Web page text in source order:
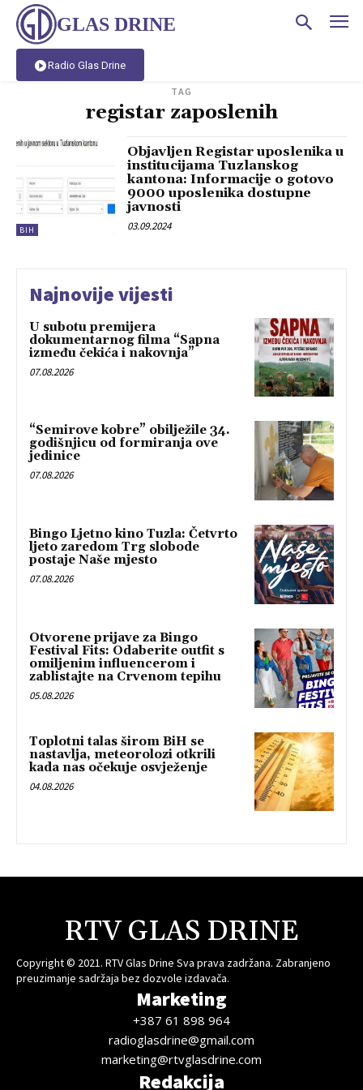
GLAS DRINE
Radio Glas Drine
TAG
registar zaposlenih
BIH
Objavljen Registar uposlenika u
institucijama Tuzlanskog
kantona: Informacije o gotovo
9000 uposlenika dostupne
javnosti
03.09.2024
Najnovije vijesti
U subotu premijera
dokumentarnog filma “Sapna
između čekića i nakovnja”
07.08.2026
“Semirove kobre” obilježile 34.
godišnjicu od formiranja ove
jedinice
07.08.2026
Bingo Ljetno kino Tuzla: Četvrto
ljeto zaredom Trg slobode
postaje Naše mjesto
07.08.2026
Otvorene prijave za Bingo
Festival Fits: Odaberite outfit s
omiljenim influencerom i
zablistajte na Crvenom tepihu
05.08.2026
Toplotni talas širom BiH se
nastavlja, meteorolozi otkrili
kada nas očekuje osvježenje
04.08.2026
RTV GLAS DRINE
Copyright © 2021. RTV Glas Drine Sva prava zadržana. Zabranjeno
preuzimanje sadržaja bez dozvole izdavača.
Marketing
+387 61 898 964
radioglasdrine@gmail.com
marketing@rtvglasdrine.com
Redakcija